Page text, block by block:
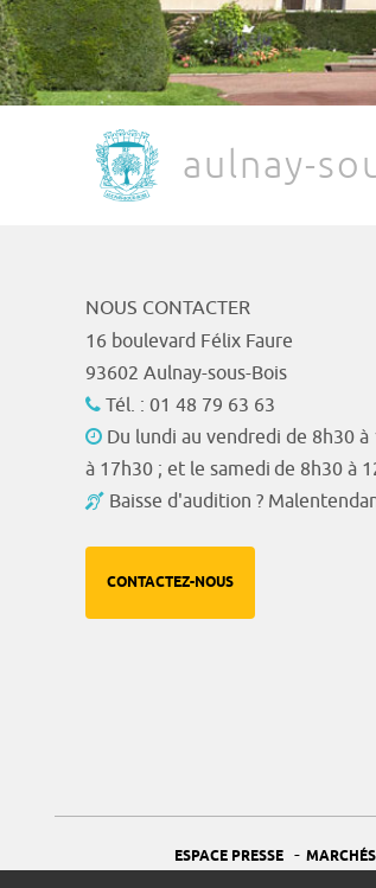
aulnay-
NOUS CONTACTER
16 boulevard Félix Faure
93602 Aulnay-sous-Bois
Tél. : 01 48 79 63 63
Du lundi au vendredi de 8h30
à 17h30 ; et le samedi de 8h30 à
Baisse d'audition ?
CONTACTEZ-NOUS
ESPACE PRESSE -